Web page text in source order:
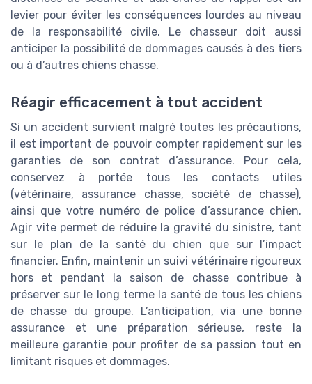
levier pour éviter les conséquences lourdes au niveau
de la responsabilité civile. Le chasseur doit aussi
anticiper la possibilité de dommages causés à des tiers
ou à d’autres chiens chasse.
Réagir efficacement à tout accident
Si un accident survient malgré toutes les précautions,
il est important de pouvoir compter rapidement sur les
garanties de son contrat d’assurance. Pour cela,
conservez à portée tous les contacts utiles
(vétérinaire, assurance chasse, société de chasse),
ainsi que votre numéro de police d’assurance chien.
Agir vite permet de réduire la gravité du sinistre, tant
sur le plan de la santé du chien que sur l’impact
financier. Enfin, maintenir un suivi vétérinaire rigoureux
hors et pendant la saison de chasse contribue à
préserver sur le long terme la santé de tous les chiens
de chasse du groupe. L’anticipation, via une bonne
assurance et une préparation sérieuse, reste la
meilleure garantie pour profiter de sa passion tout en
limitant risques et dommages.